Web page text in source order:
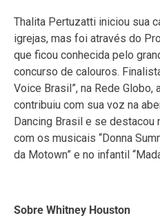
Thalita Pertuzatti iniciou sua
igrejas, mas foi através do
que ficou conhecida pelo
concurso de calouros.
Voice Brasil”, na Rede
contribuiu com sua voz na
Dancing Brasil e se
com os musicais “Donna
da Motown” e no infantil
Sobre Whitney Houston